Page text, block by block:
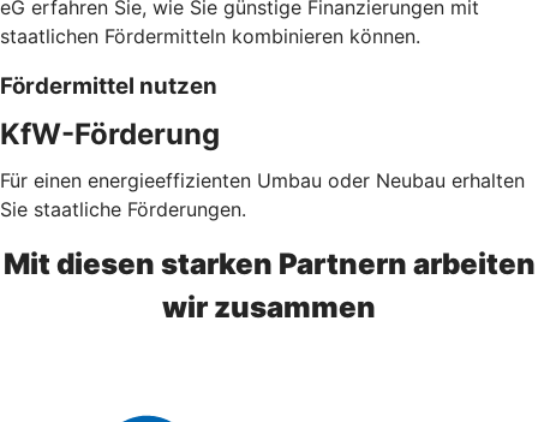
eG erfahren Sie, wie Sie günstige Finanzierungen mit
staatlichen Fördermitteln kombinieren können.
Fördermittel nutzen
KfW-Förderung
Für einen energieeffizienten Umbau oder Neubau erhalten
Sie staatliche Förderungen.
Mit diesen starken Partnern arbeiten
wir zusammen